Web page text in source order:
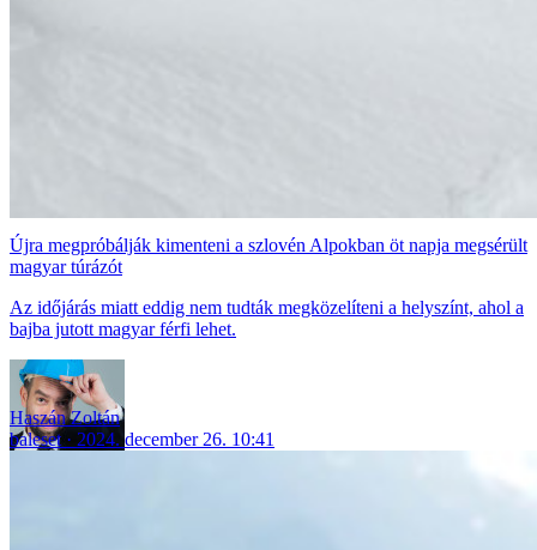
Újra megpróbálják kimenteni a szlovén Alpokban öt napja megsérült
magyar túrázót
Az időjárás miatt eddig nem tudták megközelíteni a helyszínt, ahol a
bajba jutott magyar férfi lehet.
Haszán Zoltán
baleset
2024. december 26. 10:41